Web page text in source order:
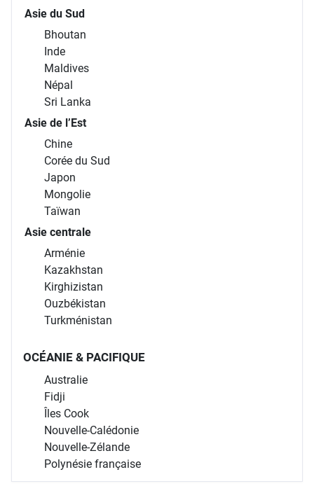
Asie du Sud
Bhoutan
Inde
Maldives
Népal
Sri Lanka
Asie de l’Est
Chine
Corée du Sud
Japon
Mongolie
Taïwan
Asie centrale
Arménie
Kazakhstan
Kirghizistan
Ouzbékistan
Turkménistan
OCÉANIE & PACIFIQUE
Australie
Fidji
Îles Cook
Nouvelle-Calédonie
Nouvelle-Zélande
Polynésie française